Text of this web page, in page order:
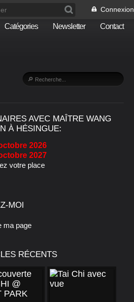
Connexion
Catégories Newsletter Contact
AVEC MAÎTRE WANG
À HÉSINGUE:
2026
2027
votre place
MOI
ma page
RÉCENTS